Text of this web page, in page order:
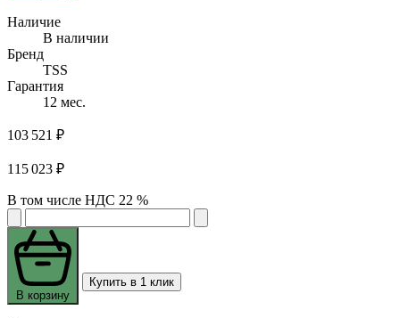
Наличие
В наличии
Бренд
TSS
Гарантия
12 мес.
103 521 ₽
115 023 ₽
В том числе НДС 22 %
В корзину
Купить в 1 клик